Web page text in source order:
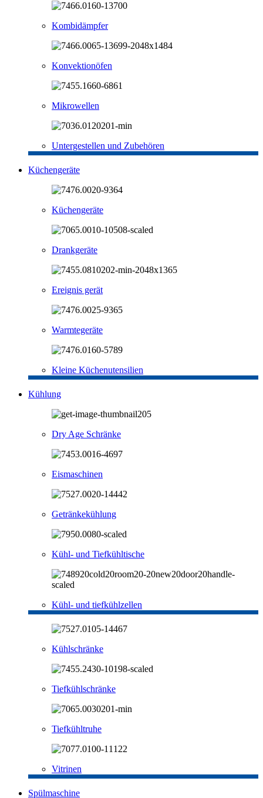
Kombidämpfer
Konvektionöfen
Mikrowellen
Untergestellen und Zubehören
Küchengeräte
Küchengeräte
Drankgeräte
Ereignis gerät
Warmtegeräte
Kleine Küchenutensilien
Kühlung
Dry Age Schränke
Eismaschinen
Getränkekühlung
Kühl- und Tiefkühltische
Kühl- und tiefkühlzellen
Kühlschränke
Tiefkühlschränke
Tiefkühltruhe
Vitrinen
Spülmaschine